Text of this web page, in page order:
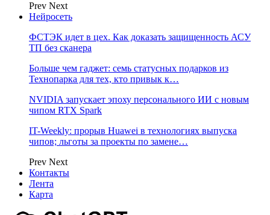
Prev Next
Нейросеть
ФСТЭК идет в цех. Как доказать защищенность АСУ
ТП без сканера
Больше чем гаджет: семь статусных подарков из
Технопарка для тех, кто привык к…
NVIDIA запускает эпоху персонального ИИ с новым
чипом RTX Spark
IT-Weekly: прорыв Huawei в технологиях выпуска
чипов; льготы за проекты по замене…
Prev Next
Контакты
Лента
Карта